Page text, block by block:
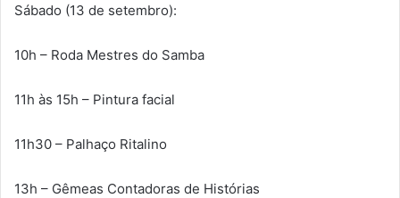
Sábado (13 de setembro):
10h – Roda Mestres do Samba
11h às 15h – Pintura facial
11h30 – Palhaço Ritalino
13h – Gêmeas Contadoras de Histórias